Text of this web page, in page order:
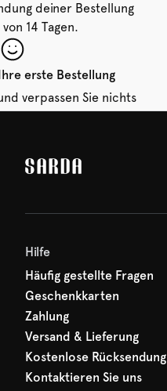
deiner Bestellung
14 Tagen.
erste Bestellung
verpassen Sie nichts
erster Rabatt wartet
Hilfe
Häufig gestellte Fragen
Geschenkkarten
Zahlung
Versand & Lieferung
Kostenlose Rücksendung
Kontaktieren Sie uns